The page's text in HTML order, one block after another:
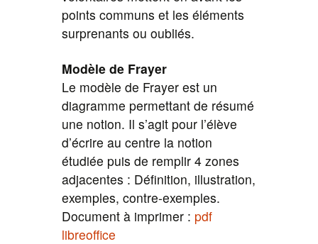
points communs et les éléments
surprenants ou oubliés.
Modèle de Frayer
Le modèle de Frayer est un
diagramme permettant de résumé
une notion. Il s’agit pour l’élève
d’écrire au centre la notion
étudiée puis de remplir 4 zones
adjacentes : Définition, illustration,
exemples, contre-exemples.
Document à imprimer : pdf
libreoffice